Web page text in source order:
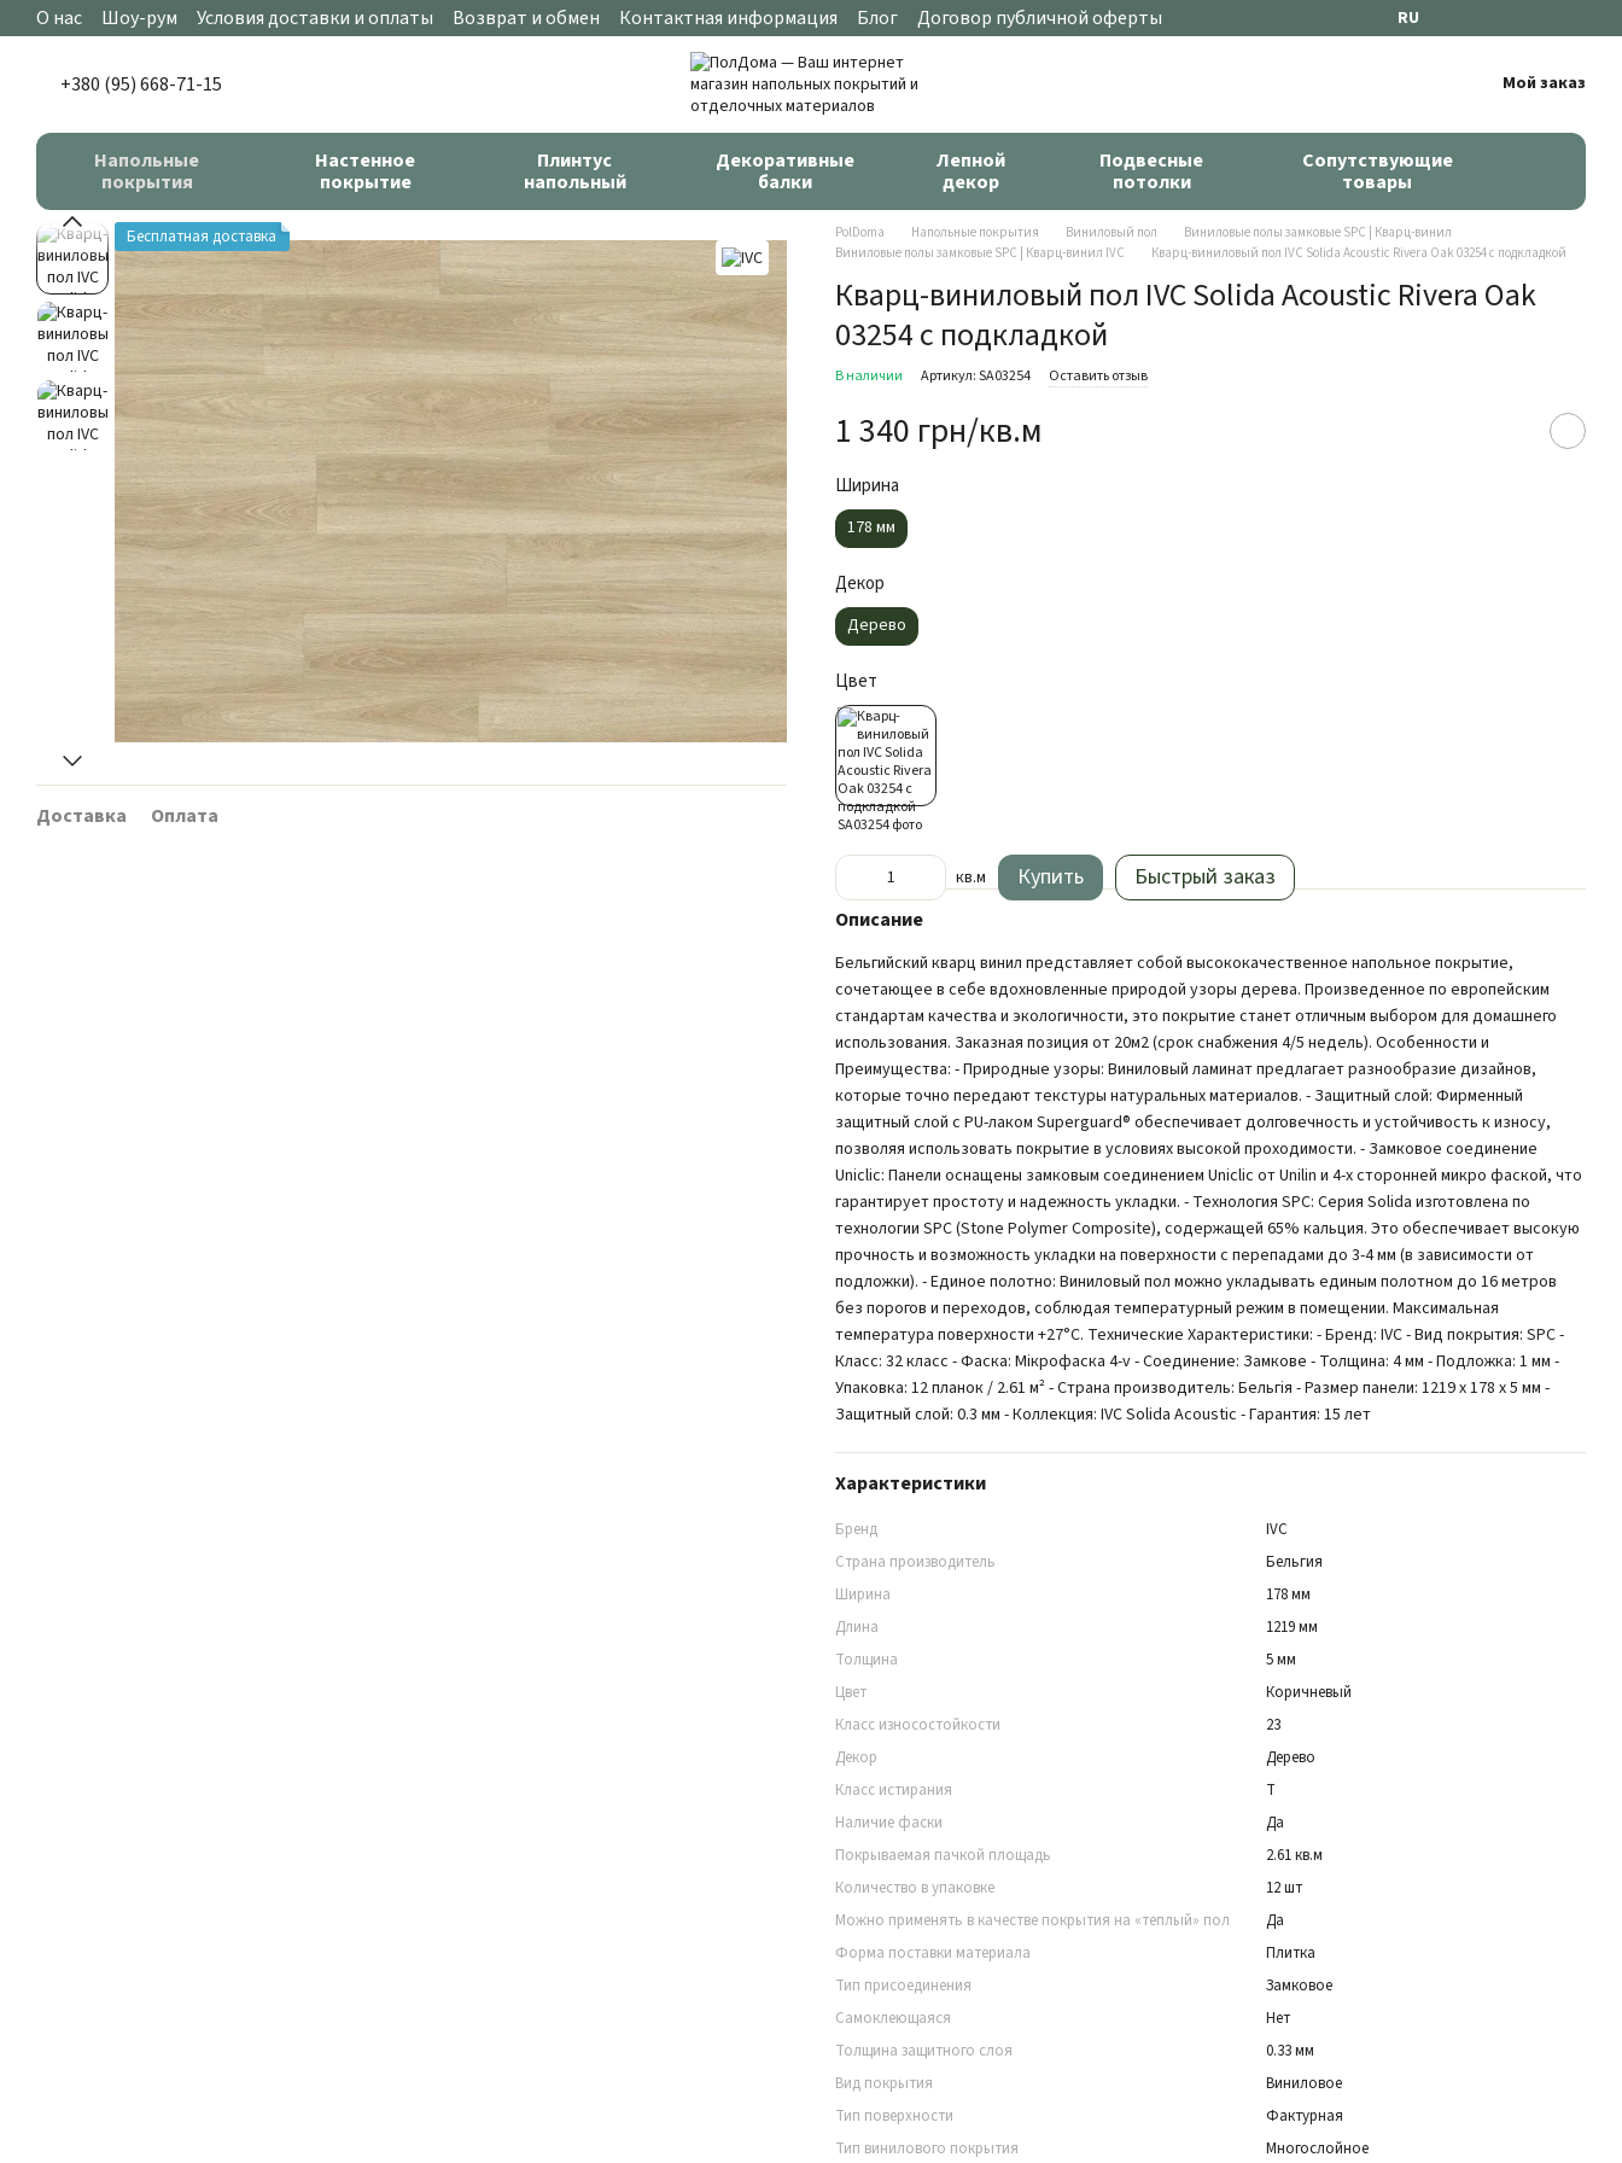
Перейти к основному контенту
О нас Шоу-рум Условия доставки и оплаты Возврат и обмен Контактная информация Блог Договор публичной оферты RU
+380 (95) 668-71-15 Мой заказ
Напольные
покрытия
Настенное
покрытие
Плинтус
напольный
Декоративные
балки
Лепной
декор
Подвесные
потолки
Сопутствующие
товары
Бесплатная доставка
Доставка Оплата
PolDoma Напольные покрытия Виниловый пол
Виниловые полы замковые SPC | Кварц-винил
Виниловые полы замковые SPC | Кварц-винил IVC
Кварц-виниловый пол IVC Solida Acoustic Rivera Oak 03254 с подкладкой
Кварц-виниловый пол IVC Solida Acoustic Rivera Oak
03254 с подкладкой
В наличии Артикул: SA03254 Оставить отзыв
1 340 грн/кв.м
Ширина
178 мм
Декор
Дерево
Цвет
кв.м Купить Быстрый заказ
Описание
Бельгийский кварц винил представляет собой высококачественное напольное покрытие,
сочетающее в себе вдохновленные природой узоры дерева. Произведенное по европейским
стандартам качества и экологичности, это покрытие станет отличным выбором для домашнего
использования. Заказная позиция от 20м2 (срок снабжения 4/5 недель). Особенности и
Преимущества: - Природные узоры: Виниловый ламинат предлагает разнообразие дизайнов,
которые точно передают текстуры натуральных материалов. - Защитный слой: Фирменный
защитный слой с PU-лаком Superguard® обеспечивает долговечность и устойчивость к износу,
позволяя использовать покрытие в условиях высокой проходимости. - Замковое соединение
Uniclic: Панели оснащены замковым соединением Uniclic от Unilin и 4-х сторонней микро фаской, что
гарантирует простоту и надежность укладки. - Технология SPC: Серия Solida изготовлена по
технологии SPC (Stone Polymer Composite), содержащей 65% кальция. Это обеспечивает высокую
прочность и возможность укладки на поверхности с перепадами до 3-4 мм (в зависимости от
подложки). - Единое полотно: Виниловый пол можно укладывать единым полотном до 16 метров
без порогов и переходов, соблюдая температурный режим в помещении. Максимальная
температура поверхности +27°С. Технические Характеристики: - Бренд: IVC - Вид покрытия: SPC -
Класс: 32 класс - Фаска: Мікрофаска 4-v - Соединение: Замкове - Толщина: 4 мм - Подложка: 1 мм -
Упаковка: 12 планок / 2.61 м² - Страна производитель: Бельгія - Размер панели: 1219 х 178 х 5 мм -
Защитный слой: 0.3 мм - Коллекция: IVC Solida Acoustic - Гарантия: 15 лет
Характеристики
Бренд
IVC
Страна производитель
Бельгия
Ширина
178 мм
Длина
1219 мм
Толщина
5 мм
Цвет
Коричневый
Класс износостойкости
23
Декор
Дерево
Класс истирания
T
Наличие фаски
Да
Покрываемая пачкой площадь
2.61 кв.м
Количество в упаковке
12 шт
Можно применять в качестве покрытия на «теплый» пол
Да
Форма поставки материала
Плитка
Тип присоединения
Замковое
Самоклеющаяся
Нет
Толщина защитного слоя
0.33 мм
Вид покрытия
Виниловое
Тип поверхности
Фактурная
Тип винилового покрытия
Многослойное